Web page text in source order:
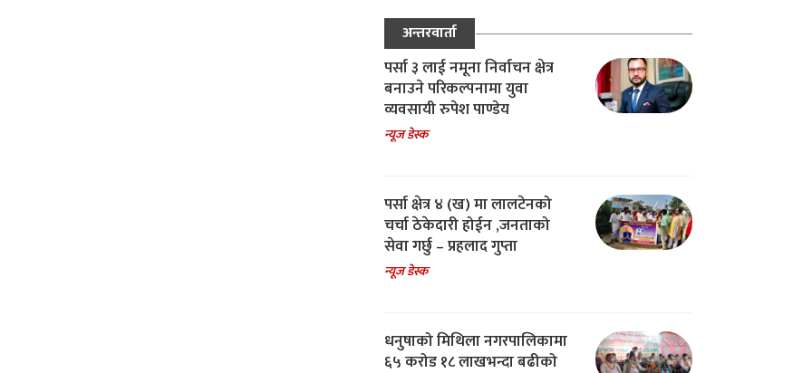
अन्तरवार्ता
पर्सा ३ लाई नमूना निर्वाचन क्षेत्र
बनाउने परिकल्पनामा युवा
व्यवसायी रुपेश पाण्डेय
न्यूज डेस्क
पर्सा क्षेत्र ४ (ख) मा लालटेनको
चर्चा ठेकेदारी होईन ,जनताको
सेवा गर्छु – प्रहलाद गुप्ता
न्यूज डेस्क
धनुषाको मिथिला नगरपालिकामा
६५ करोड १८ लाखभन्दा बढीको